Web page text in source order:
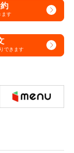
ます
できます